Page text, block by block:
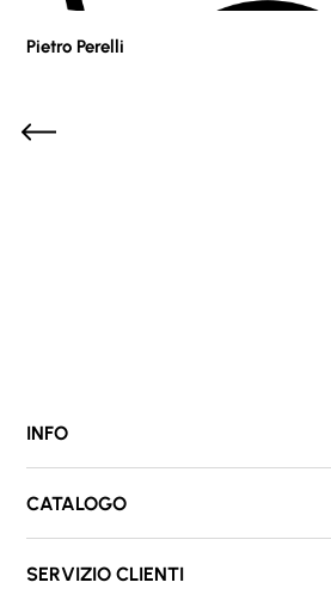
Pietro Perelli
INFO
CATALOGO
SERVIZIO CLIENTI